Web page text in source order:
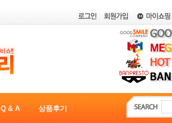
Q & A 상품후기